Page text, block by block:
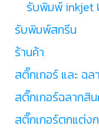
รับพิมพ์ inkjet
รับพิมพ์สกรีน
ร้านค้า
สติ๊กเกอร์ และ ฉล
สติ๊กเกอร์ฉลากสิ
สติ๊กเกอร์ตกแต่ง